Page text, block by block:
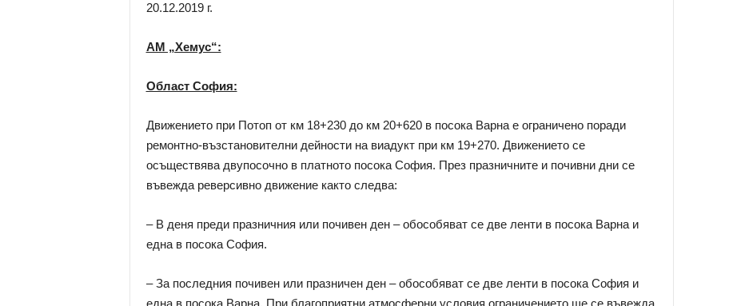
20.12.2019 г.
АМ „Хемус“:
Област София:
Движението при Потоп от км 18+230 до км 20+620 в посока Варна е ограничено поради
ремонтно-възстановителни дейности на виадукт при км 19+270. Движението се
осъществява двупосочно в платното посока София. През празничните и почивни дни се
въвежда реверсивно движение както следва:
– В деня преди празничния или почивен ден – обособяват се две ленти в посока Варна и
една в посока София.
– За последния почивен или празничен ден – обособяват се две ленти в посока София и
една в посока Варна. При благоприятни атмосферни условия ограничението ще се въвежда